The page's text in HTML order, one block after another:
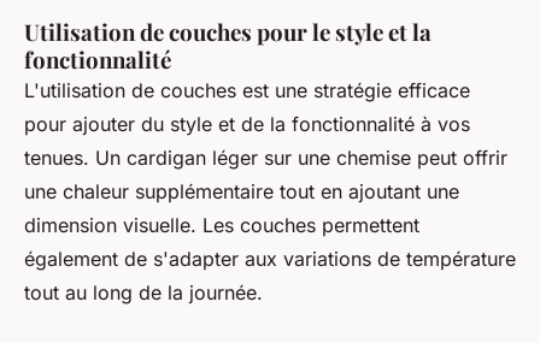
Utilisation de couches pour le style et la
fonctionnalité
L'utilisation de couches est une stratégie efficace
pour ajouter du style et de la fonctionnalité à vos
tenues. Un cardigan léger sur une chemise peut offrir
une chaleur supplémentaire tout en ajoutant une
dimension visuelle. Les couches permettent
également de s'adapter aux variations de température
tout au long de la journée.